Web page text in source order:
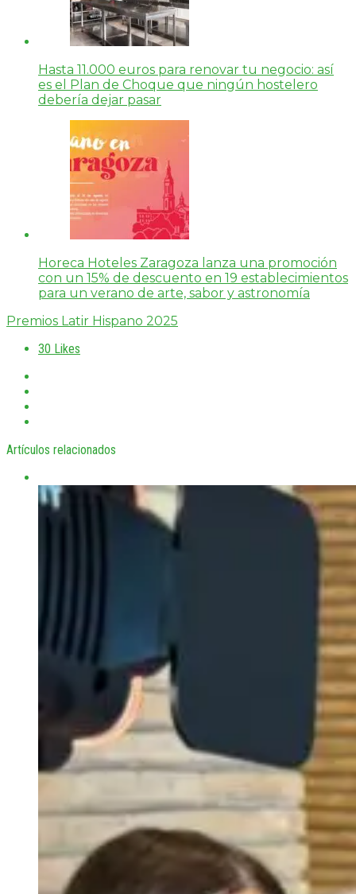
Hasta 11.000 euros para renovar tu negocio: así
es el Plan de Choque que ningún hostelero
debería dejar pasar
Horeca Hoteles Zaragoza lanza una promoción
con un 15% de descuento en 19 establecimientos
para un verano de arte, sabor y astronomía
Premios Latir Hispano 2025
30 Likes
Artículos relacionados